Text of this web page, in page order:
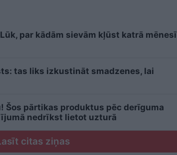
par kādām sievām kļūst katrā mēnesī
tas liks izkustināt smadzenes, lai
Šos pārtikas produktus pēc derīguma
nedrīkst lietot uzturā
citas ziņas